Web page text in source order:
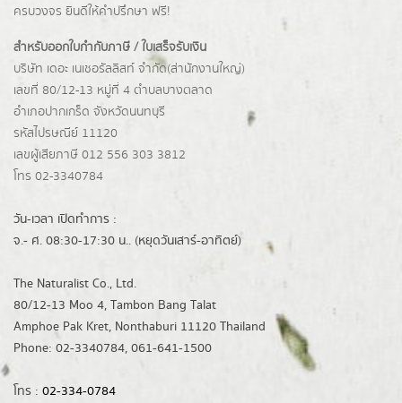
ครบวงจร ยินดีให้คำปรึกษา ฟรี!
สำหรับออกใบกำกับภาษี / ใบเสร็จรับเงิน
บริษัท เดอะ เนเชอรัลลิสท์ จำกัด(ส่านักงานใหญ่)
เลขที่ 80/12-13 หมู่ที่ 4 ตำบลบางตลาด
อำเภอปากเกร็ด จังหวัดนนทบุรี
รหัสไปรษณีย์ 11120
เลขผู้เสียภาษี 012 556 303 3812
โทร 02-3340784
วัน-เวลา เปิดทำการ :
จ.- ศ. 08:30-17:30 น.. (หยุดวันเสาร์-อาทิตย์)
The Naturalist Co., Ltd.
80/12-13 Moo 4, Tambon Bang Talat
Amphoe Pak Kret, Nonthaburi 11120 Thailand
Phone: 02-3340784, 061-641-1500
โทร : 02-334-0784